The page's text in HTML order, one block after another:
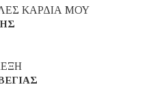
ΚΑΡΔΙΑ ΜΟΥ